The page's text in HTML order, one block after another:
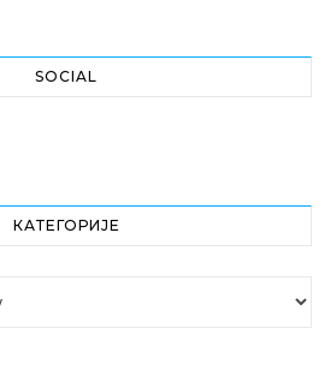
SOCIAL
on Facebook
profile on Twitter
profile on Instagram
profile on YouTube
КАТЕГОРИЈЕ